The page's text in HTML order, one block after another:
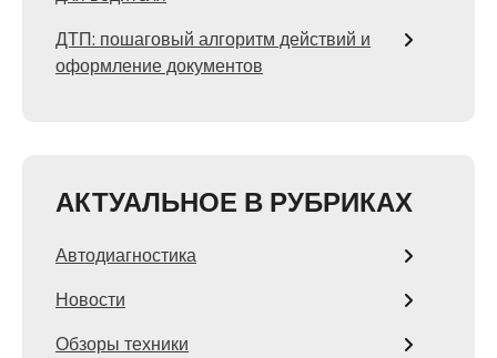
ДТП: пошаговый алгоритм действий и
оформление документов
АКТУАЛЬНОЕ В РУБРИКАХ
Автодиагностика
Новости
Обзоры техники